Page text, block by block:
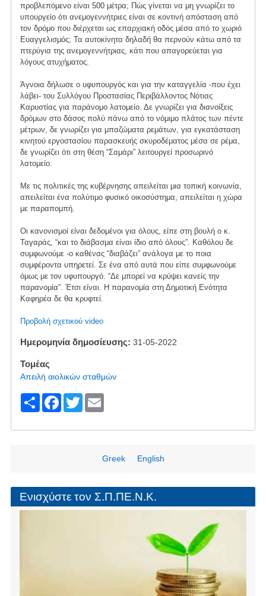
προβλεπόμενο είναι 500 μέτρα; Πώς γίνεται να μη γνωρίζει το
υπουργείο ότι ανεμογεννήτριες είναι σε κοντινή απόσταση από
τον δρόμο που διέρχεται ως επαρχιακή οδός μέσα από το χωριό
Ευαγγελισμός; Τα αυτοκίνητα δηλαδή θα περνούν κάτω από τα
πτερύγια της ανεμογεννήτριας, κάτι που απαγορεύεται για
λόγους ατυχήματος.
Άγνοια δήλωσε ο υφυπουργός και για την καταγγελία -που έχει
λάβει- του Συλλόγου Προστασίας Περιβάλλοντος Νότιας
Καρυστίας για παράνομο λατομείο. Δε γνωρίζει για διανοίξεις
δρόμων στο δάσος πολύ πάνω από το νόμιμο πλάτος των πέντε
μέτρων, δε γνωρίζει για μπαζώματα ρεμάτων, για εγκατάσταση
κινητού εργοστασίου παρασκευής σκυροδέματος μέσα σε ρέμα,
δε γνωρίζει ότι στη θέση “Σαμάρι” λειτουργεί προσωρινό
λατομείο.
Με τις πολιτικές της κυβέρνησης απειλείται μια τοπική κοινωνία,
απειλείται ένα πολύτιμο φυσικό οικοσύστημα, απειλείται η χώρα
με παραπομπή.
Οι κανονισμοί είναι δεδομένοι για όλους, είπε στη βουλή ο κ.
Ταγαράς, “και το διάβασμα είναι ίδιο από όλους”. Καθόλου δε
συμφωνούμε -ο καθένας “διαβάζει” ανάλογα με το ποια
συμφέροντα υπηρετεί. Σε ένα από αυτά που είπε συμφωνούμε
όμως με τον υφυπουργό. “Δε μπορεί να κρύψει κανείς την
παρανομία”. Έτσι είναι. Η παρανομία στη Δημοτική Ενότητα
Καφηρέα δε θα κρυφτεί.
Προβολή σχετικού video
Ημερομηνία δημοσίευσης 31-05-2022
Τομέας
Απειλή αιολικών σταθμών
S F
o
o
T E
Greek English
Ενισχύστε τον Σ.Π.ΠΕ.Ν.Κ.